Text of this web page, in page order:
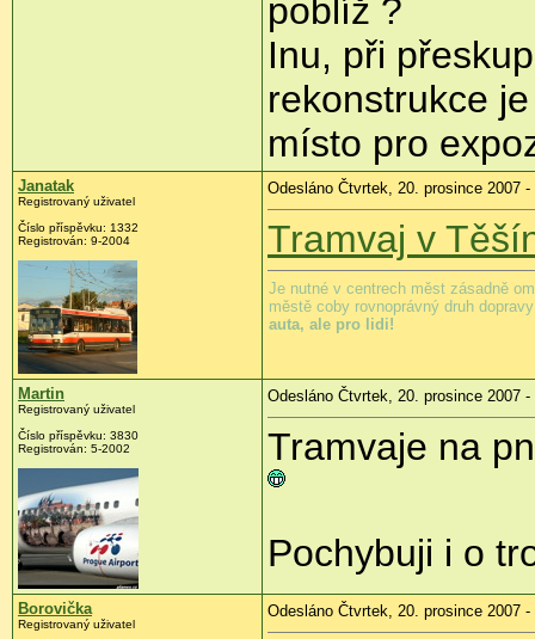
poblíž ?
Inu, při
rekonstrukce
místo pro
Janatak
Registrovaný uživatel
Číslo příspěvku: 1332
Registrován: 9-2004
Odesláno Čtvrtek, 20. prosince 2007 -
Tramvaj v
Je nutné v centrech měst zásadně
městě coby rovnoprávný druh
auta, ale pro lidi!
Martin
Registrovaný uživatel
Číslo příspěvku: 3830
Registrován: 5-2002
Odesláno Čtvrtek, 20. prosince 2007 -
Tramvaje na
Pochybuji i o
Borovička
Registrovaný uživatel
Odesláno Čtvrtek, 20. prosince 2007 -